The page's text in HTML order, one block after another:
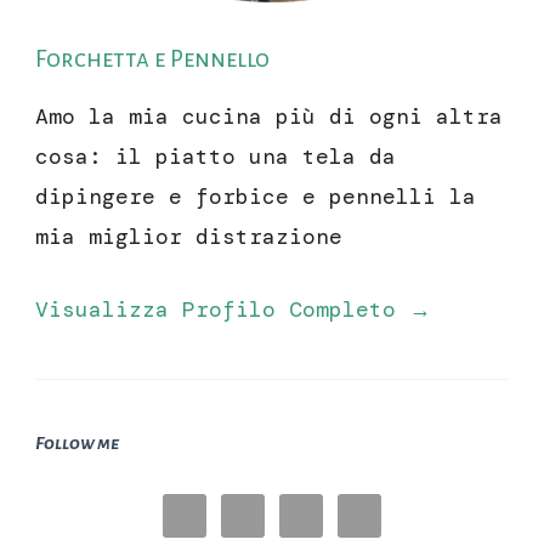
Forchetta e Pennello
Amo la mia cucina più di ogni altra
cosa: il piatto una tela da
dipingere e forbice e pennelli la
mia miglior distrazione
Visualizza Profilo Completo →
Follow me